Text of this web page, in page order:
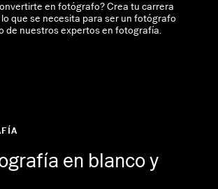
en fotógrafo? Crea tu carrera
que se necesita para ser un fotógrafo
de nuestros expertos en fotografía.
en blanco y